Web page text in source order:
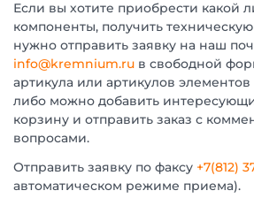
Если вы хотите приобрести какой
компоненты, получить
нужно отправить заявку на наш
info@kremnium.ru в свободной
артикула или артикулов элементов
либо можно добавить
корзину и отправить заказ с
вопросами.
Отправить заявку по факсу +7(812)
автоматическом режиме приема).